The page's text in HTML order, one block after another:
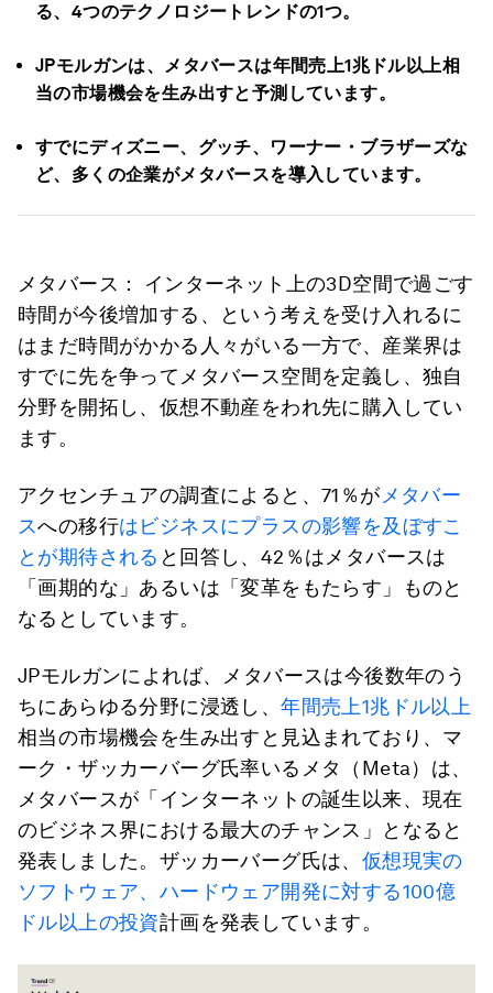
る、4つのテクノロジートレンドの1つ。
JPモルガンは、メタバースは年間売上1兆ドル以上相
当の市場機会を生み出すと予測しています。
すでにディズニー、グッチ、ワーナー・ブラザーズな
ど、多くの企業がメタバースを導入しています。
メタバース： インターネット上の3D空間で過ごす
時間が今後増加する、という考えを受け入れるに
はまだ時間がかかる人々がいる一方で、産業界は
すでに先を争ってメタバース空間を定義し、独自
分野を開拓し、仮想不動産をわれ先に購入してい
ます。
アクセンチュアの調査によると、71％が メタバー
スへの移行はビジネスにプラスの影響を及ぼすこ
とが期待される と回答し、42％はメタバースは
「画期的な」あるいは「変革をもたらす」ものと
なるとしています。
JPモルガンによれば、メタバースは今後数年のう
ちにあらゆる分野に浸透し、年間売上1兆ドル以上
相当の市場機会を生み出すと見込まれており、マ
ーク・ザッカーバーグ氏率いるメタ（Meta）は、
メタバースが「インターネットの誕生以来、現在
のビジネス界における最大のチャンス」となると
発表しました。ザッカーバーグ氏は、 仮想現実の
ソフトウェア、ハードウェア開発に対する100億
ドル以上の投資計画を発表しています。